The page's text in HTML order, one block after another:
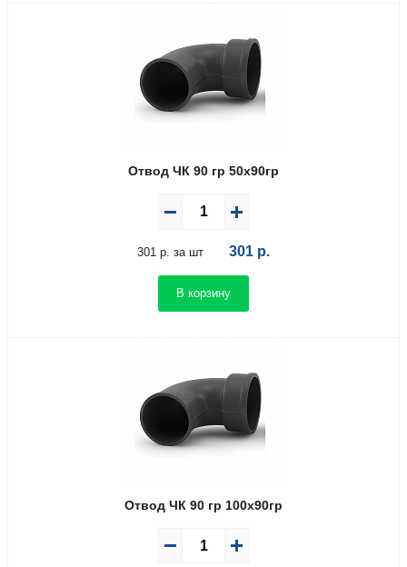
Отвод ЧК 90 гр 50х90гр
301 р. за шт 301 р.
В корзину
Отвод ЧК 90 гр 100х90гр